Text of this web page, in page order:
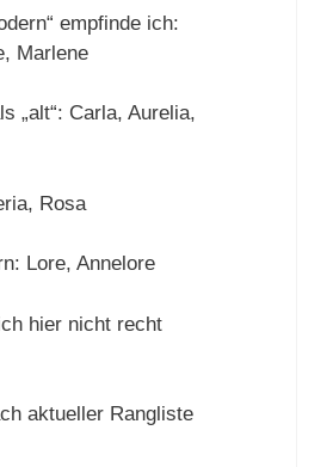
empfinde ich:
Marlene
„alt“: Carla, Aurelia,
Rosa
Lore, Annelore
hier nicht recht
aktueller Rangliste